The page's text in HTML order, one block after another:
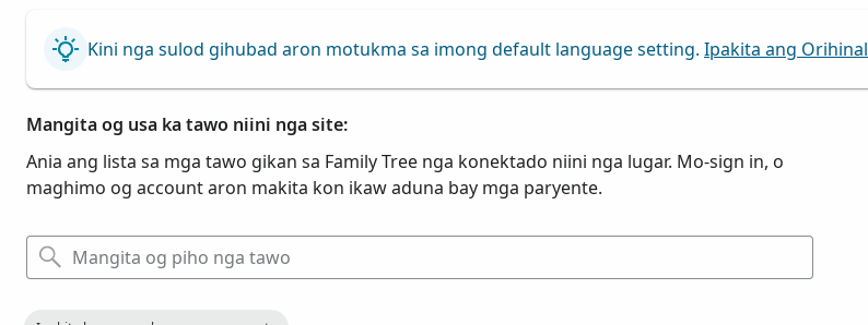
Kini nga sulod gihubad aron motukma sa imong default language setting. Ipakita ang Orihinal
Mangita og usa ka tawo niini nga site:
Ania ang lista sa mga tawo gikan sa Family Tree nga konektado niini nga lugar. Mo-sign in, o
maghimo og account aron makita kon ikaw aduna bay mga paryente.